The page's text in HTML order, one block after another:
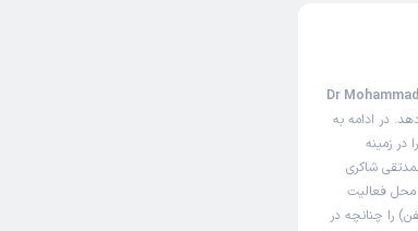
این صفحه مثل سایت نوبت‌دهی اینترنتی دکتر محمدتقی شاکری (Dr Mohammad
در ادامه به
در زمینه
شاکری
محل فعالیت
را چنانچه در